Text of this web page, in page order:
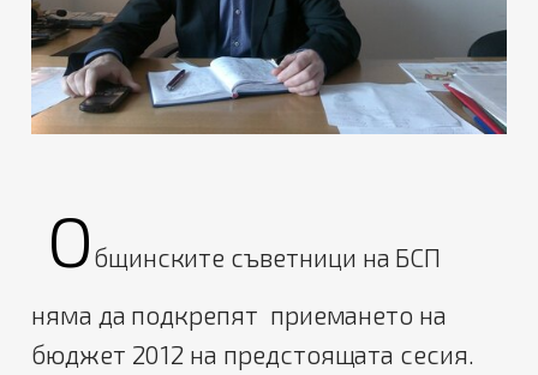
О бщинските съветници на БСП
няма да подкрепят приемането на
бюджет 2012 на предстоящата сесия.